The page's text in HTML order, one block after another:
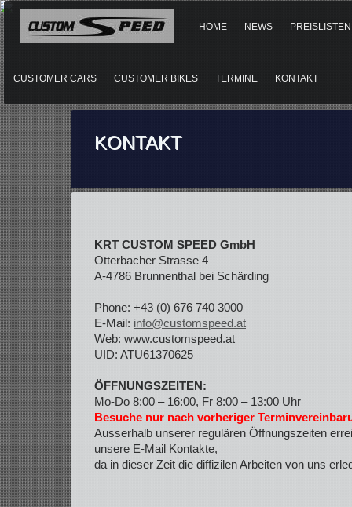
HOME NEWS PREISLISTEN
CUSTOMER CARS CUSTOMER BIKES TERMINE KONTAKT
KONTAKT
KRT CUSTOM SPEED GmbH
Otterbacher Strasse 4
A-4786 Brunnenthal bei Schärding
Phone: +43 (0) 676 740 3000
E-Mail: info@customspeed.at
Web: www.customspeed.at
UID: ATU61370625
ÖFFNUNGSZEITEN:
Mo-Do 8:00 – 16:00, Fr 8:00 – 13:00 Uhr
Besuche nur nach vorheriger
Ausserhalb unserer regulären Öffnungszeiten
unsere E-Mail Kontakte,
da in dieser Zeit die diffizilen Arbeiten von uns